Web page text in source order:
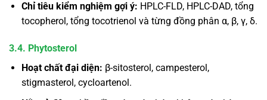
Chỉ tiêu kiểm nghiệm gợi ý: HPLC-FLD, HPLC-DAD, tổng
tocopherol, tổng tocotrienol và từng đồng phân α, β, γ, δ.
3.4. Phytosterol
Hoạt chất đại diện: β-sitosterol, campesterol,
stigmasterol, cycloartenol.